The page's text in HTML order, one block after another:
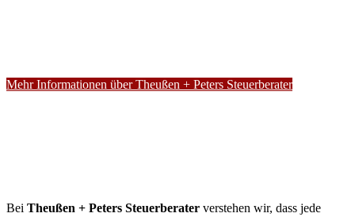
Mehr Informationen über Theußen + Peters Steuerberater
Bei Theußen + Peters Steuerberater verstehen wir, dass jede